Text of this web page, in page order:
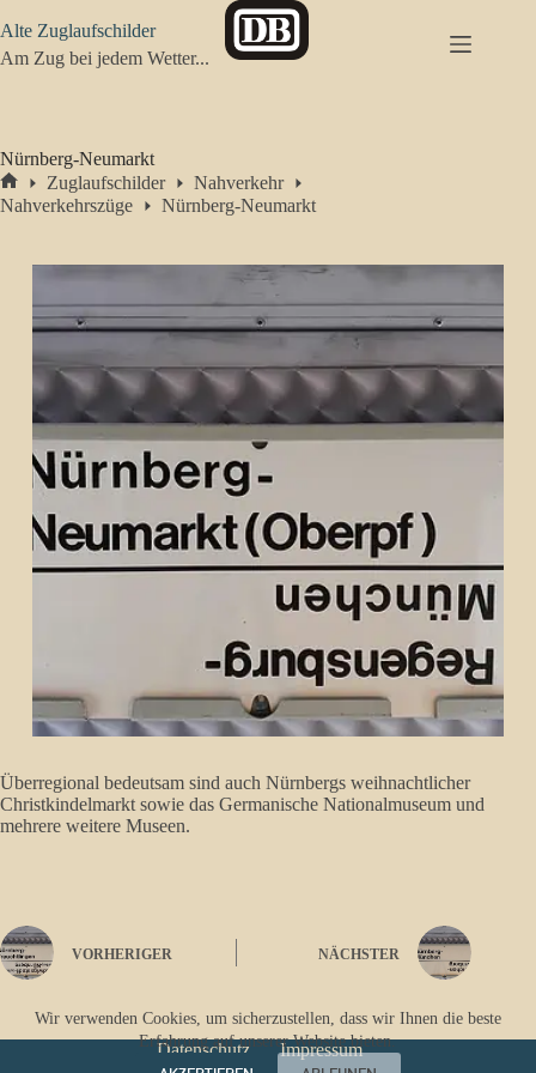
Inhalt
springen
Wir verwenden Cookies, um sicherzustellen, dass wir Ihnen die beste
Erfahrung auf unserer Website bieten.
Alte Zuglaufschilder
Am Zug bei jedem Wetter...
Nürnberg-Neumarkt
Start
Zuglaufschilder
Nahverkehr
Nahverkehrszüge
Nürnberg-Neumarkt
Überregional bedeutsam sind auch Nürnbergs weihnachtlicher
Christkindelmarkt sowie das Germanische Nationalmuseum und
mehrere weitere Museen.
VORHERIGER NÄCHSTER
Datenschutz Impressum